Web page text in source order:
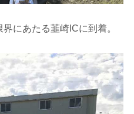
にあたる韮崎ICに到着。